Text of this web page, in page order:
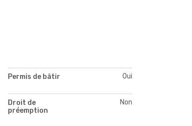
Permis de bâtir Oui
Droit de
préemption
Non